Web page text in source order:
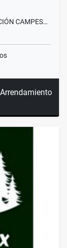
CAMPES…
Arrendamiento